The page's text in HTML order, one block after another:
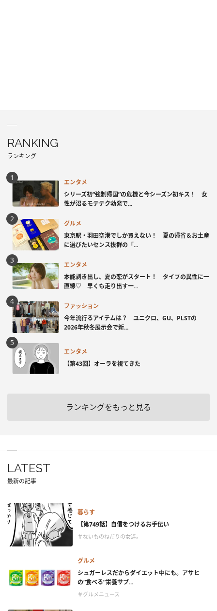
RANKING
ランキング
エンタメ
シリーズ初“強制帰国”の危機と今シーズン初キス！ 女
性が沼るモテテク勃発で...
グルメ
東京駅・羽田空港でしか買えない！ 夏の帰省＆お土産
に選びたいセンス抜群の「...
エンタメ
本能剥き出し、夏の恋がスタート！ タイプの異性に一
直線♡ 早くも走り出す一...
ファッション
今年流行るアイテムは？ ユニクロ、GU、PLSTの
2026年秋冬展示会で新...
エンタメ
【第43回】オーラを視てきた
ランキングをもっと見る
LATEST
最新の記事
暮らす
【第749話】自信をつけるお手伝い
＃ないものねだりの女達。
グルメ
シュガーレスだからダイエット中にも。アサヒ
の“食べる”栄養サプ...
＃グルメニュース